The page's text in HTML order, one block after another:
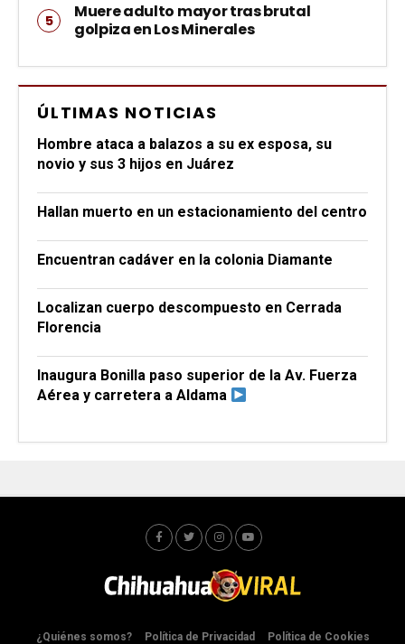
Muere adulto mayor tras brutal
golpiza en Los Minerales
ÚLTIMAS NOTICIAS
Hombre ataca a balazos a su ex esposa, su
novio y sus 3 hijos en Juárez
Hallan muerto en un estacionamiento del centro
Encuentran cadáver en la colonia Diamante
Localizan cuerpo descompuesto en Cerrada
Florencia
Inaugura Bonilla paso superior de la Av. Fuerza
Aérea y carretera a Aldama
¿Quiénes somos? Política de Privacidad Política de Cookies